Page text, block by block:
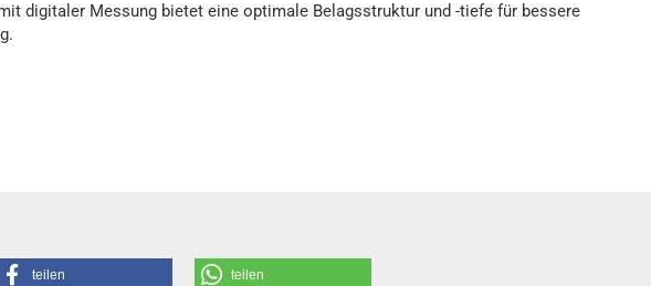
digitaler Messung bietet eine optimale Belagsstruktur und -tiefe für bessere
teilen teilen